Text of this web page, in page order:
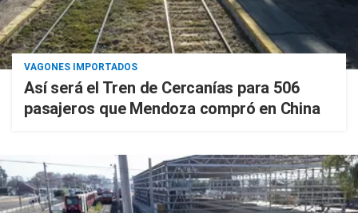
VAGONES IMPORTADOS
Así será el Tren de Cercanías para 506
pasajeros que Mendoza compró en China